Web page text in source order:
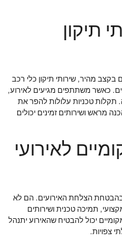
תיקון
מהיר, שירותי תיקון כלי רכב
כאשר משתתפים מגיעים לאירוע,
תקלות טכניות עלולות להפר את
מראש ושירותים זמינים יכולים
לאירועי
הצלחת האירועים. הם לא
תמיכה טכנית ושירותים
יכול להבטיח שהאירוע יתנהל
צפויות.